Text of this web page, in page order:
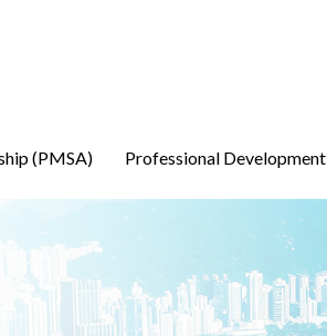
(PMSA) Professional Development